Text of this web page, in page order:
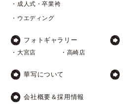
・成人式・卒業袴
・ウエディング
フォトギャラリー
・大宮店 ・高崎店
華写について
会社概要＆採用情報